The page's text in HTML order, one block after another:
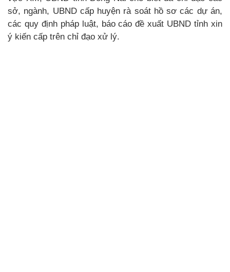
sở, ngành, UBND cấp huyện rà soát hồ sơ các dự án,
các quy định pháp luật, báo cáo đề xuất UBND tỉnh xin
ý kiến cấp trên chỉ đạo xử lý.